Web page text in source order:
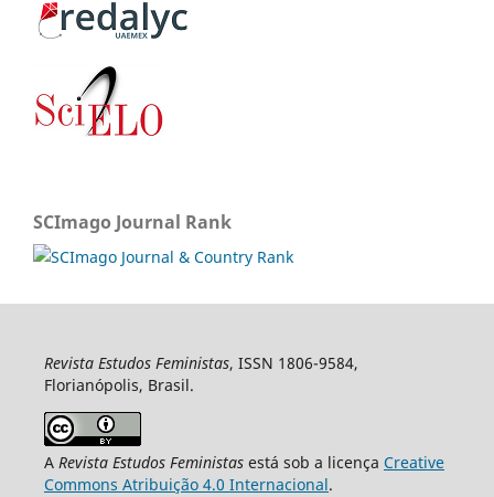
SCImago Journal Rank
Revista Estudos Feministas, ISSN 1806-9584,
Florianópolis, Brasil.
A Revista Estudos Feministasestá sob a licença Creative
Commons Atribuição 4.0 Internacional.